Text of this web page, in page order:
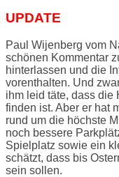
UPDATE
Paul Wijenberg vom
schönen Kommentar
hinterlassen und die
vorenthalten. Und
ihm leid täte, dass die
finden ist. Aber er hat
rund um die höchste
noch bessere
Spielplatz sowie ein
schätzt, dass bis
sein sollen.